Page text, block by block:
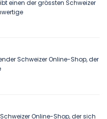
einen der grössten Schweizer
Schweizer Online-Shop, der
Online-Shop, der sich